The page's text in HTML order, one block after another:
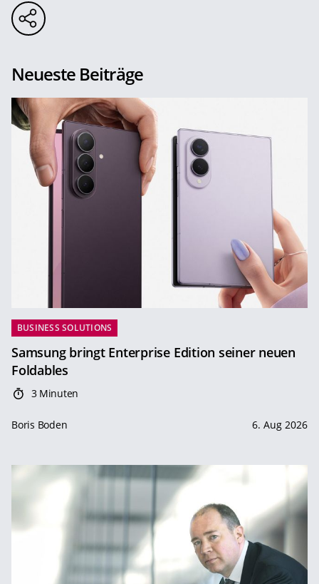
Neueste Beiträge
BUSINESS SOLUTIONS
Samsung bringt Enterprise Edition seiner neuen
Foldables
3 Minuten
Boris Boden 6. Aug 2026